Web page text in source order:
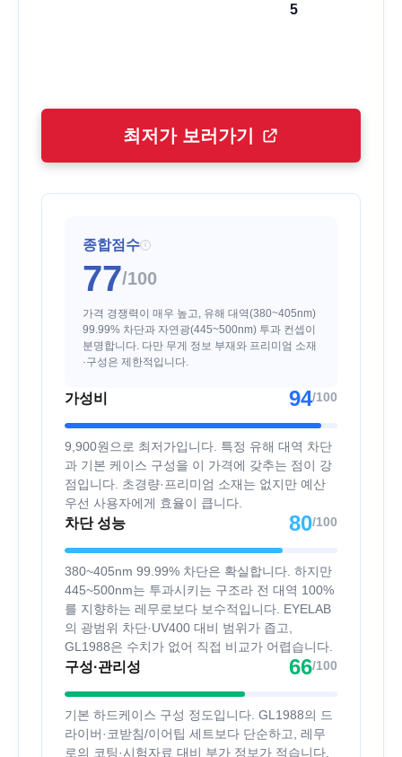
5
최저가 보러가기
종합점수 i
77/100
가격 경쟁력이 매우 높고, 유해 대역(380~405nm)
99.99% 차단과 자연광(445~500nm) 투과 컨셉이
분명합니다. 다만 무게 정보 부재와 프리미엄 소재
·구성은 제한적입니다.
가성비 94/100
9,900원으로 최저가입니다. 특정 유해 대역 차단
과 기본 케이스 구성을 이 가격에 갖추는 점이 강
점입니다. 초경량·프리미엄 소재는 없지만 예산
우선 사용자에게 효율이 큽니다.
차단 성능 80/100
380~405nm 99.99% 차단은 확실합니다. 하지만
445~500nm는 투과시키는 구조라 전 대역 100%
를 지향하는 레무로보다 보수적입니다. EYELAB
의 광범위 차단·UV400 대비 범위가 좁고,
GL1988은 수치가 없어 직접 비교가 어렵습니다.
구성·관리성 66/100
기본 하드케이스 구성 정도입니다. GL1988의 드
라이버·코받침/이어팁 세트보다 단순하고, 레무
로의 코팅·시험자료 대비 부가 정보가 적습니다.